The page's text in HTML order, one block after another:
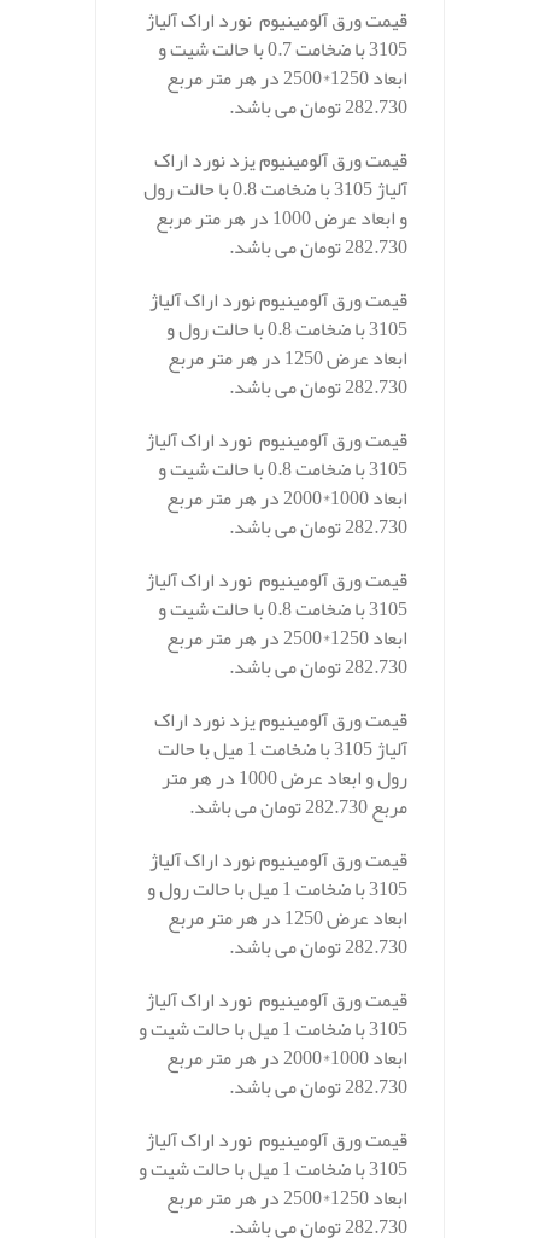
قیمت ورق آلومینیوم نورد اراک آلیاژ
3105 با ضخامت 0.7 با حالت شیت و
ابعاد 1250*2500 در هر متر مربع
282.730 تومان می باشد.
قیمت ورق آلومینیوم یزد نورد اراک
آلیاژ 3105 با ضخامت 0.8 با حالت رول
و ابعاد عرض 1000 در هر متر مربع
282.730 تومان می باشد.
قیمت ورق آلومینیوم نورد اراک آلیاژ
3105 با ضخامت 0.8 با حالت رول و
ابعاد عرض 1250 در هر متر مربع
282.730 تومان می باشد.
قیمت ورق آلومینیوم نورد اراک آلیاژ
3105 با ضخامت 0.8 با حالت شیت و
ابعاد 1000*2000 در هر متر مربع
282.730 تومان می باشد.
قیمت ورق آلومینیوم نورد اراک آلیاژ
3105 با ضخامت 0.8 با حالت شیت و
ابعاد 1250*2500 در هر متر مربع
282.730 تومان می باشد.
قیمت ورق آلومینیوم یزد نورد اراک
آلیاژ 3105 با ضخامت 1 میل با حالت
رول و ابعاد عرض 1000 در هر متر
مربع 282.730 تومان می باشد.
قیمت ورق آلومینیوم نورد اراک آلیاژ
3105 با ضخامت 1 میل با حالت رول و
ابعاد عرض 1250 در هر متر مربع
282.730 تومان می باشد.
قیمت ورق آلومینیوم نورد اراک آلیاژ
3105 با ضخامت 1 میل با حالت شیت و
ابعاد 1000*2000 در هر متر مربع
282.730 تومان می باشد.
قیمت ورق آلومینیوم نورد اراک آلیاژ
3105 با ضخامت 1 میل با حالت شیت و
ابعاد 1250*2500 در هر متر مربع
282.730 تومان می باشد.